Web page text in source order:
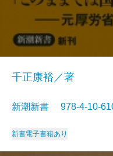
千正康裕／著
新潮新書 978-4-10-
新書電子書籍あり